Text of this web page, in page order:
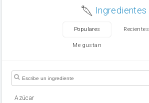
Ingredientes
Populares Recientes
Me gustan
Azúcar